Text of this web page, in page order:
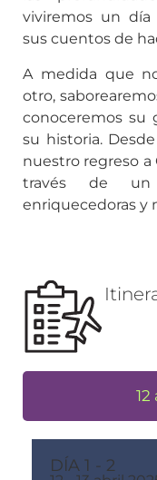
viviremos un día
sus cuentos de
A medida que
otro,
conoceremos su
su historia.
nuestro regreso a
través de un
enriquecedoras y
DÍA 1 - 2